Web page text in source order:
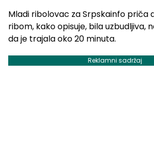
Mladi ribolovac za Srpskainfo priča
ribom, kako opisuje, bila uzbudljiva,
da je trajala oko 20 minuta.
Reklamni sadržaj